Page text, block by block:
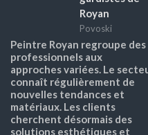
Royan
Povoski
Peintre Royan regroupe des
professionnels aux
approches variées. Le
connaît régulièrement de
nouvelles tendances et
matériaux. Les clients
cherchent désormais des
solutions esthétiques et